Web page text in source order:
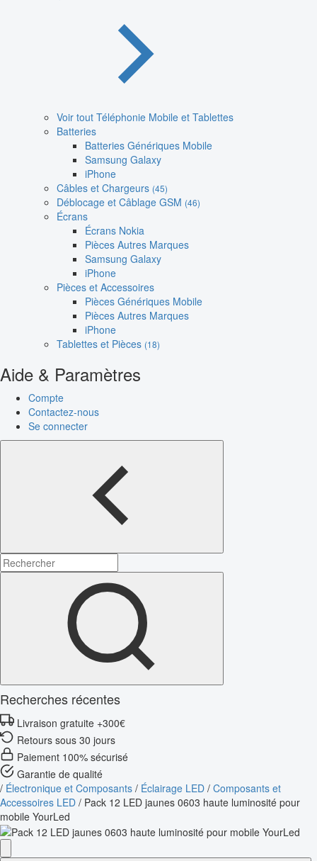
Voir tout Téléphonie Mobile et Tablettes
Batteries
Batteries Génériques Mobile
Samsung Galaxy
iPhone
Câbles et Chargeurs (45)
Déblocage et Câblage GSM (46)
Écrans
Écrans Nokia
Pièces Autres Marques
Samsung Galaxy
iPhone
Pièces et Accessoires
Pièces Génériques Mobile
Pièces Autres Marques
iPhone
Tablettes et Pièces (18)
Aide & Paramètres
Compte
Contactez-nous
Se connecter
Recherches récentes
Livraison gratuite +300€
Retours sous 30 jours
Paiement 100% sécurisé
Garantie de qualité
/ Électronique et Composants / Éclairage LED / Composants et
Accessoires LED / Pack 12 LED jaunes 0603 haute luminosité pour
mobile YourLed